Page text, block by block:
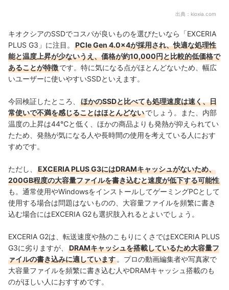
出典： kioxia.com
キオクシアのSSDでコスパが良いものを選びたいなら「EXCERIA
PLUS G3」に注目。
PCIe Gen 4.0×4が採用され、快適な処理性
能と温度上昇が少ないうえ、価格が約10,000円と比較的低価格で
あることが特徴です。特に気になる点がほとんどないため、幅広
いユーザーに使いやすいSSDといえます。
今回検証したところ、
ほかのSSDと比べても処理速度は速く、日
常使いで不満を感じることはほとんどないでしょう。また、 内部
温度の上昇は44℃と低く、ほかの商品よりも発熱が抑えられてい
たため、発熱が気になる人や長時間の使用を考えている人におす
すめです。
ただし、
EXCERIA PLUS G3にはDRAMキャッシュがないため、
200GB程度の大容量ファイルを書き込むと速度が低下する可能性
も。 通常使用やWindowsをインストールしてゲーミングPCとして
使用する場合は問題はないものの
大容量ファイルを頻繁に書き
込む場合にはEXCERIA G2も選択肢入れるとよいでしょう。
EXCERIA G2は、転送速度や熱のこもりにくさではEXCERIA PLUS
G3に劣りますが、
DRAMキャッシュを搭載しているため大容量フ
ァイルの書き込みに適しています 。 プロの動画編集者や写真家で
大容量ファイルを頻繁に書き込む人やDRAMキャッシュ搭載のも
のがほしい人におすすめです。